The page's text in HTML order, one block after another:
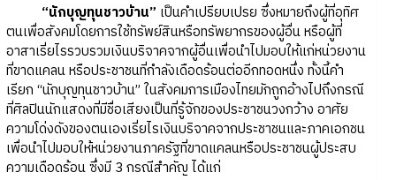
“นักบุญทุนชาวบ้าน” เป็นคำเปรียบเปรย ซึ่งหมายถึงผู้ที่อุทิศ
ตนเพื่อสังคมโดยการใช้ทรัพย์สินหรือทรัพยากรของผู้อื่น หรือผู้ที่
อาสาเรี่ยไรรวบรวมเงินบริจาคจากผู้อื่นเพื่อนำไปมอบให้แก่หน่วยงาน
ที่ขาดแคลน หรือประชาชนที่กำลังเดือดร้อนต่ออีกทอดหนึ่ง ทั้งนี้คำ
เรียก “นักบุญทุนชาวบ้าน” ในสังคมการเมืองไทยมักถูกอ้างไปถึงกรณี
ที่ศิลปินนักแสดงที่มีชื่อเสียงเป็นที่รู้จักของประชาชนวงกว้าง อาศัย
ความโด่งดังของตนเองเรี่ยไรเงินบริจาคจากประชาชนและภาคเอกชน
เพื่อนำไปมอบให้หน่วยงานภาครัฐที่ขาดแคลนหรือประชาชนผู้ประสบ
ความเดือดร้อน ซึ่งมี 3 กรณีสำคัญ ได้แก่